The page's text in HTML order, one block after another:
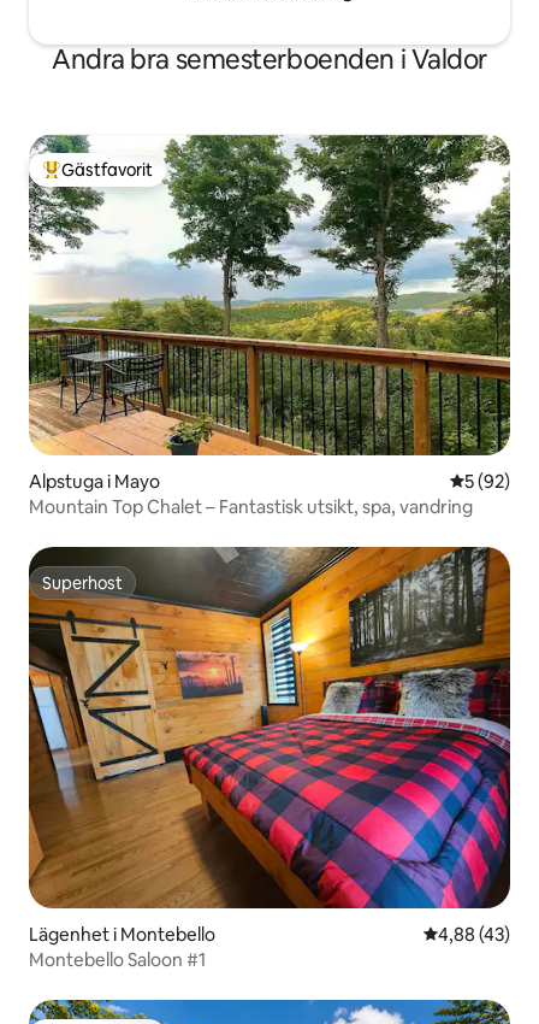
Andra bra semesterboenden i Valdor
Populär gästfavorit
Gästfavorit
Alpstuga i Mayo 5 av 5 i
5 (92)
Mountain Top Chalet – Fantastisk utsikt, spa, vandring
Superhost
Superhost
Lägenhet i Montebello 4,88 av 5 i
4,88 (43)
Montebello Saloon #1